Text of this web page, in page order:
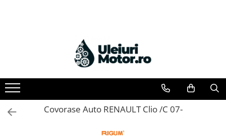
Uleiuri Motor Autoturisme
Uleiuri Motor Camioane
Uleiuri Motor Motociclete
Uleiuri Motor Utilaje Agricole
Uleiuri Motor Ambarcațiuni
Covorase Auto RENAULT Clio /C 07-